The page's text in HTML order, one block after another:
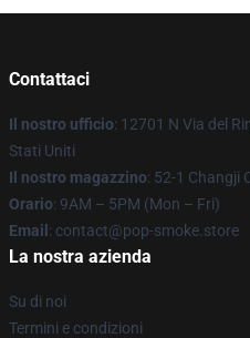
Contattaci
Il nostro ufficio: 12701 N Via del
Stati Uniti
Il nostro magazzino: 52-1 Changji
Orario: 9AM – 5PM (Mon – Fri)
Email : contact@pop-smoke.store
La nostra azienda
Su di noi
Termini e condizioni